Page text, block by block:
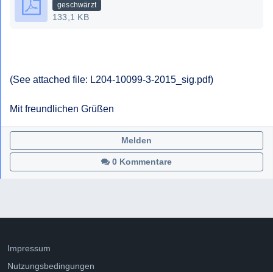
geschwärzt
133,1 KB
(See attached file: L204-10099-3-2015_sig.pdf)
Mit freundlichen Grüßen
0 Kommentare
Melden
Impressum
Nutzungsbedingungen